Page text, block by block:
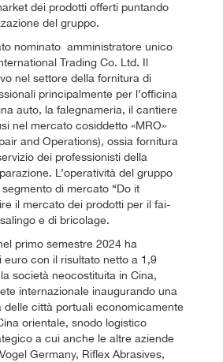
dei prodotti offerti puntando
del gruppo.
nominato amministratore unico
Trading Co. Ltd. Il
nel settore della fornitura di
principalmente per l’officina
auto, la falegnameria, il cantiere
nel mercato cosiddetto «MRO»
and Operations), ossia fornitura
dei professionisti della
L’operatività del gruppo
di mercato “Do it
il mercato dei prodotti per il fai-
e di bricolage.
primo semestre 2024 ha
euro con il risultato netto a 1,9
società neocostituita in Cina,
internazionale inaugurando una
delle città portuali economicamente
orientale, snodo logistico
a cui anche le altre aziende
Germany, Riflex Abrasives,